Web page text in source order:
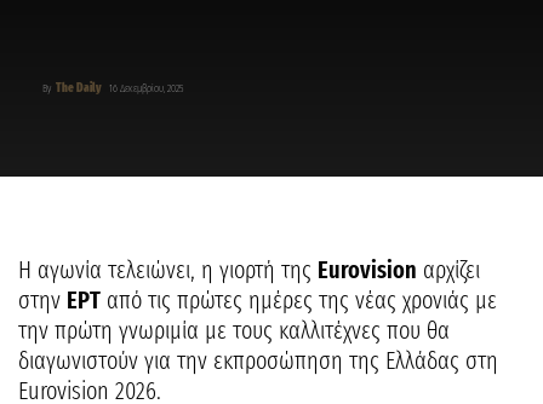
By The Daily 16 Δεκεμβρίου, 2025
Η αγωνία τελειώνει, η γιορτή της Eurovision αρχίζει
στην ΕΡΤ από τις πρώτες ημέρες της νέας χρονιάς με
την πρώτη γνωριμία με τους καλλιτέχνες που θα
διαγωνιστούν για την εκπροσώπηση της Ελλάδας στη
Eurovision 2026.